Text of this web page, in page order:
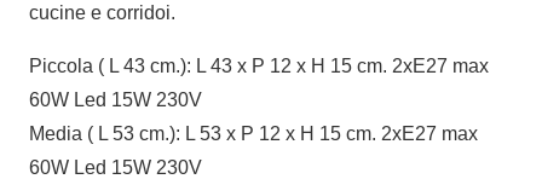
cucine e corridoi.
Piccola ( L 43 cm.): L 43 x P 12 x H 15 cm. 2xE27 max
60W Led 15W 230V
Media ( L 53 cm.): L 53 x P 12 x H 15 cm. 2xE27 max
60W Led 15W 230V